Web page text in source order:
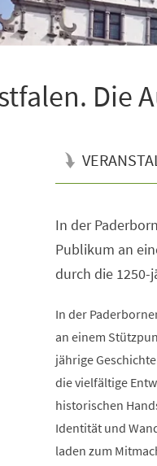
Die
In der
Publikum an
durch die 1250-
In der
an einem
jährige
die vielfältige
historischen
Identität und
laden zum